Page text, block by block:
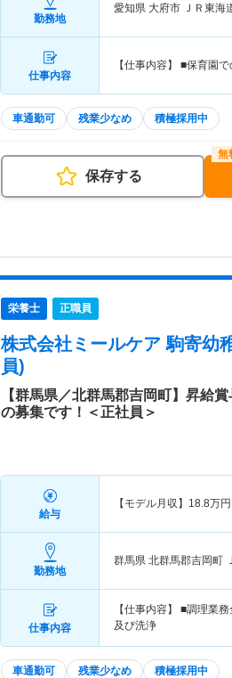
勤務地
愛知県 大府市 ＪＲ東海
仕事内容
【仕事内容】 ■保育園
車通勤可 残業少なめ 積極採用中
保存する
栄養士 正職員
株式会社ミールケア 駒寄幼
員)
【群馬県／北群馬郡吉岡町】昇給
の募集です！＜正社員＞
給与
【モデル月収】 18.8万
勤務地
群馬県 北群馬郡吉岡町
仕事内容
【仕事内容】 ■調理業
及び洗浄
車通勤可 残業少なめ 積極採用中